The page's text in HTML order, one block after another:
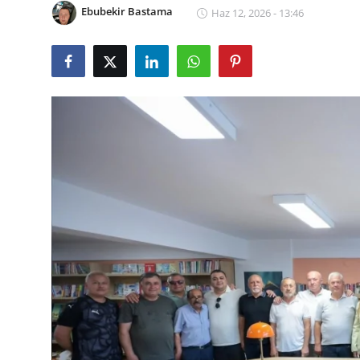
İl / İlçe Başkanlıkları
Kaymakamlıklar
Siyasi Partiler
Mülki İdare
Toplum ve Yaşam
Sivil Toplum Kuruluşları
Ebubekir Bastama Haz 12, 2026 - 13:46